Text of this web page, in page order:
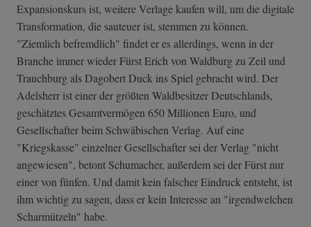
Expansionskurs ist, weitere Verlage kaufen will, um die digitale
Transformation, die sauteuer ist, stemmen zu können.
"Ziemlich befremdlich" findet er es allerdings, wenn in der
Branche immer wieder Fürst Erich von Waldburg zu Zeil und
Trauchburg als Dagobert Duck ins Spiel gebracht wird. Der
Adelsherr ist einer der größten Waldbesitzer Deutschlands,
geschätztes Gesamtvermögen 650 Millionen Euro, und
Gesellschafter beim Schwäbischen Verlag. Auf eine
"Kriegskasse" einzelner Gesellschafter sei der Verlag "nicht
angewiesen", betont Schumacher, außerdem sei der Fürst nur
einer von fünfen. Und damit kein falscher Eindruck entsteht, ist
ihm wichtig zu sagen, dass er kein Interesse an "irgendwelchen
Scharmützeln" habe.